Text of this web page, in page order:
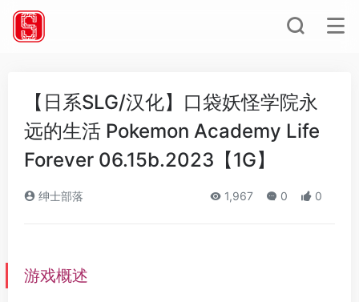
【日系SLG/汉化】口袋妖怪学院永
远的生活 Pokemon Academy Life
Forever 06.15b.2023【1G】
绅士部落 1,967 0 0
游戏概述